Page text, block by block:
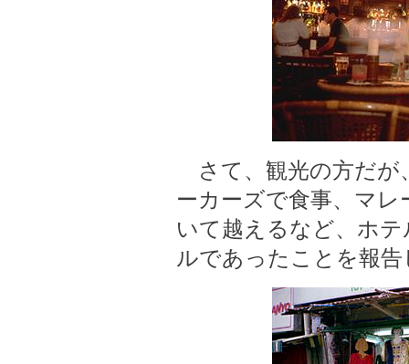
さて、観光の方だが
ーカーズで食事、マ
いて越えるなど、ホ
ルであったことを報